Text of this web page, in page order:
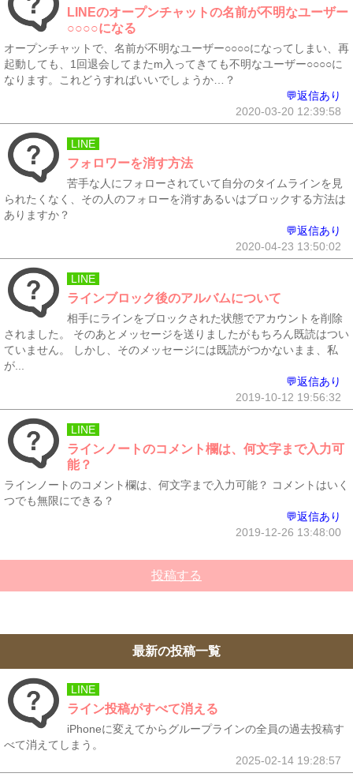
LINEのオープンチャットの名前が不明なユーザー
○○○○になる
オープンチャットで、名前が不明なユーザー○○○○になってしまい、再
起動しても、1回退会してまたm入ってきても不明なユーザー○○○○に
なります。これどうすればいいでしょうか…？
💬返信あり
2020-03-20 12:39:58
LINE
フォロワーを消す方法
苦手な人にフォローされていて自分のタイムラインを見
られたくなく、その人のフォローを消すあるいはブロックする方法は
ありますか？
💬返信あり
2020-04-23 13:50:02
LINE
ラインブロック後のアルバムについて
相手にラインをブロックされた状態でアカウントを削除
されました。 そのあとメッセージを送りましたがもちろん既読はつい
ていません。 しかし、そのメッセージには既読がつかないまま、私
が...
💬返信あり
2019-10-12 19:56:32
LINE
ラインノートのコメント欄は、何文字まで入力可
能？
ラインノートのコメント欄は、何文字まで入力可能？ コメントはいく
つでも無限にできる？
💬返信あり
2019-12-26 13:48:00
投稿する
最新の投稿一覧
LINE
ライン投稿がすべて消える
iPhoneに変えてからグループラインの全員の過去投稿す
べて消えてしまう。
2025-02-14 19:28:57